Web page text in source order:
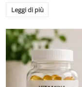
Leggi di più